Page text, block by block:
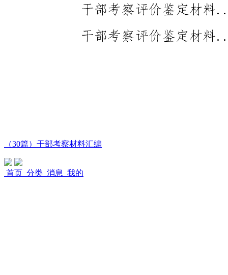
（30篇）干部考察材料汇编
首页 分类 消息 我的